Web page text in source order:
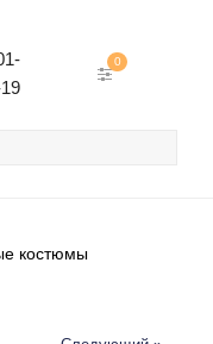
0
костюмы